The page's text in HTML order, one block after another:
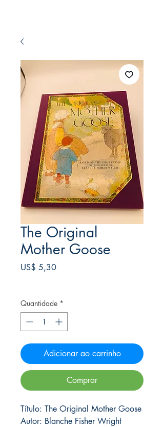
The Original
Mother Goose
US$ 5,30Preço
Quantidade *
Adicionar ao carrinho
Comprar
Título: The Original Mother Goose
Autor: Blanche Fisher Wright